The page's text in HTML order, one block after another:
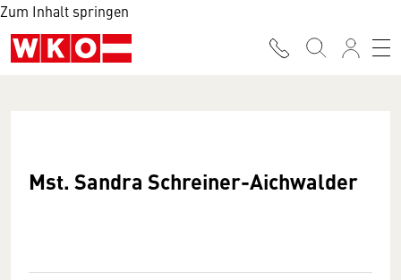
Zum Inhalt springen
Mst. Sandra Schreiner-Aichwalder